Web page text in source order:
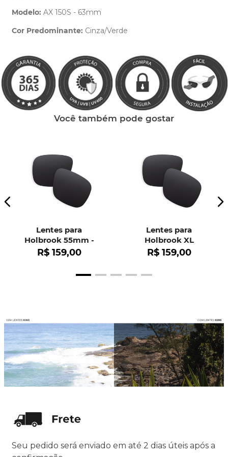
Modelo: AX 150S - 63mm
Cor Predominante: Cinza/Verde
Você também pode gostar
Lentes para
Holbrook 55mm -
OO9102
R$ 159,00
Lentes para
Holbrook XL
R$ 159,00
Seu pedido será enviado em até 2 dias úteis após a